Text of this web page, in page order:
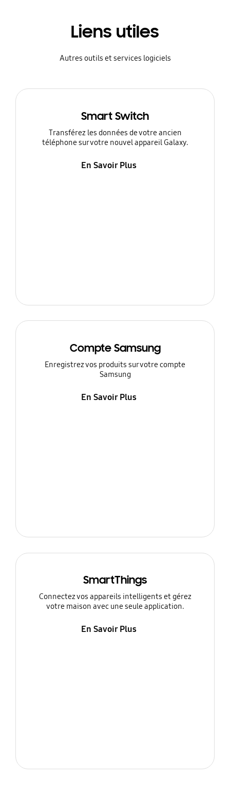
Liens utiles
Autres outils et services logiciels
Smart Switch
Transférez les données de votre ancien
téléphone sur votre nouvel appareil Galaxy.
En Savoir Plus
Compte Samsung
Enregistrez vos produits sur votre compte
Samsung
En Savoir Plus
SmartThings
Connectez vos appareils intelligents et gérez
votre maison avec une seule application.
En Savoir Plus